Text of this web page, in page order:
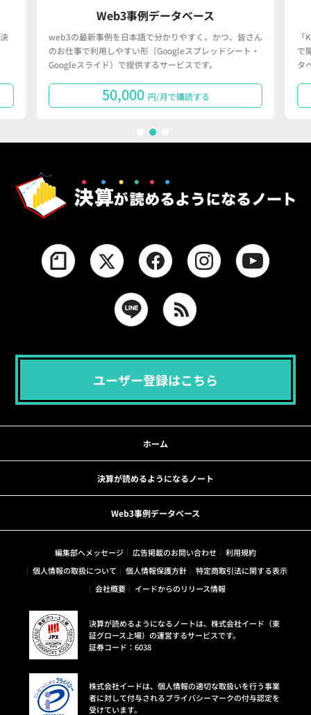
Web3事例データベース
web3の最新事例を日本語で分かりやすく、かつ、皆さん
のお仕事で利用しやすい形（Googleスプレッドシート・
Googleスライド）で提供するサービスです。
50,000 円/月で購読する
で
タ
ユーザー登録はこちら
ホーム
決算が読めるようになるノート
Web3事例データベース
編集部へメッセージ 広告掲載のお問い合わせ
利用規約
個人情報の取扱について
個人情報保護方針
特定商取引法に関する表示
会社概要
イードからのリリース情報
決算が読めるようになるノートは、株式会社イード（東
証グロース上場）の運営するサービスです。
証券コード：6038
株式会社イードは、個人情報の適切な取扱いを行う事業
者に対して付与されるプライバシーマークの付与認定を
受けています。